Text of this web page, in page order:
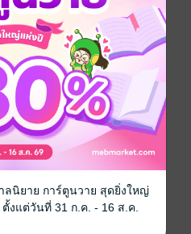
จ
ลนิยาย การ์ตูนวาย สุดยิ่งใหญ่
งแต่วันที่ 31 ก.ค. - 16 ส.ค.